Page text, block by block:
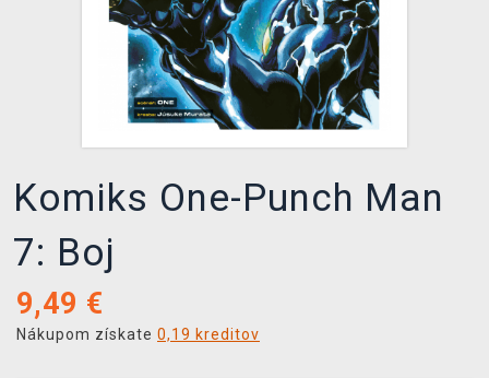
Komiks One-Punch Man
7: Boj
9,49 €
Nákupom získate 0,19 kreditov